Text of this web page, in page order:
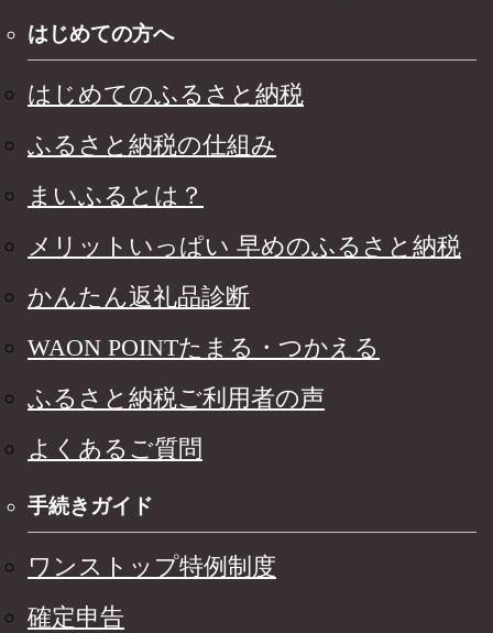
はじめての方へ
はじめてのふるさと納税
ふるさと納税の仕組み
まいふるとは？
メリットいっぱい 早めのふるさと納税
かんたん返礼品診断
WAON POINTたまる・つかえる
ふるさと納税ご利用者の声
よくあるご質問
手続きガイド
ワンストップ特例制度
確定申告